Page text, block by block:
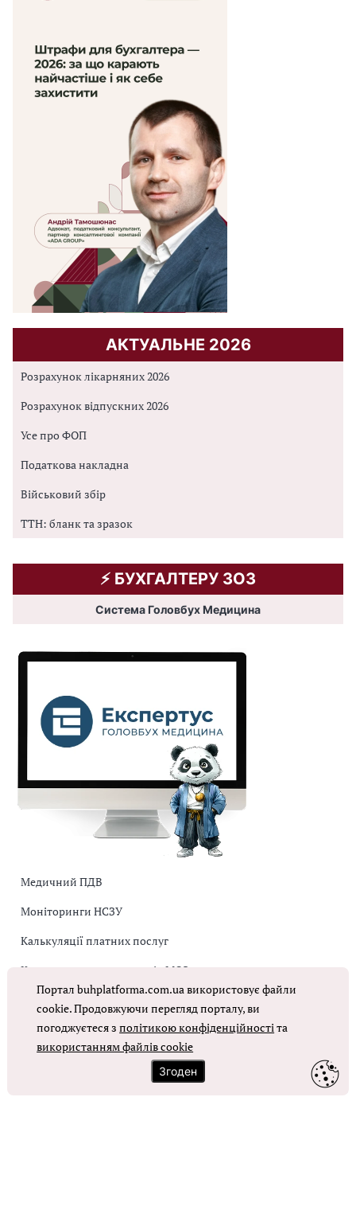
АКТУАЛЬНЕ 2026
Розрахунок лікарняних 2026
Розрахунок відпускних 2026
Усе про ФОП
Податкова накладна
Військовий збір
ТТН: бланк та зразок
⚡️ БУХГАЛТЕРУ ЗОЗ
Система Головбух Медицина
Медичний ПДВ
Моніторинги НСЗУ
Калькуляції платних послуг
Коригувальна накладна від МОЗ
Оплата праці в КНП
ОТРИМАТИ ДОСТУП
Портал buhplatforma.com.ua використовує файли
cookie. Продовжуючи перегляд порталу, ви
погоджуєтеся зполітикою конфіденційностіта
використанням файлів cookie
Згоден